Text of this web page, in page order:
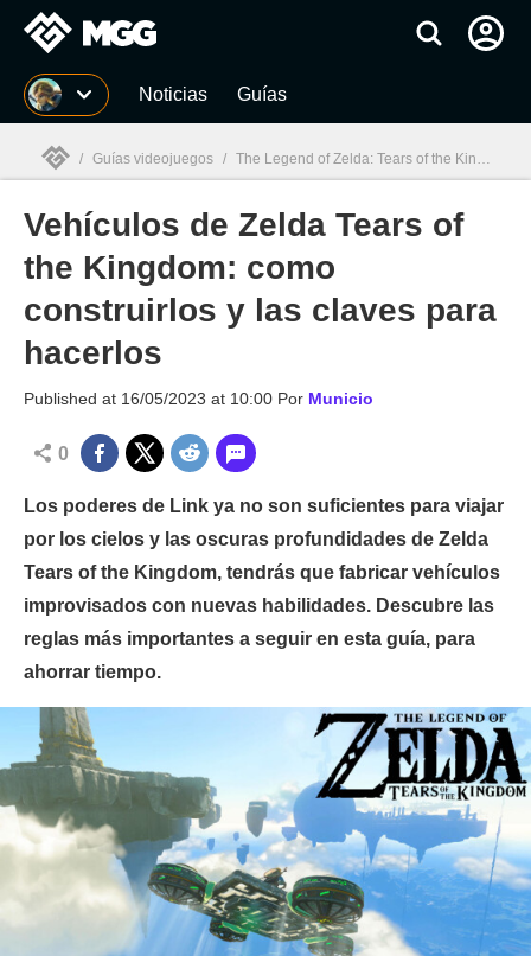
MGG Noticias Guías
MGG
/ Guías videojuegos / The Legend of Zelda: Tears of the Kingdom
Vehículos de Zelda Tears of
the Kingdom: como
construirlos y las claves para
hacerlos
Published at 16/05/2023 at 10:00 Por Municio
0
Los poderes de Link ya no son suficientes para viajar
por los cielos y las oscuras profundidades de Zelda
Tears of the Kingdom, tendrás que fabricar vehículos
improvisados con nuevas habilidades. Descubre las
reglas más importantes a seguir en esta guía, para
ahorrar tiempo.